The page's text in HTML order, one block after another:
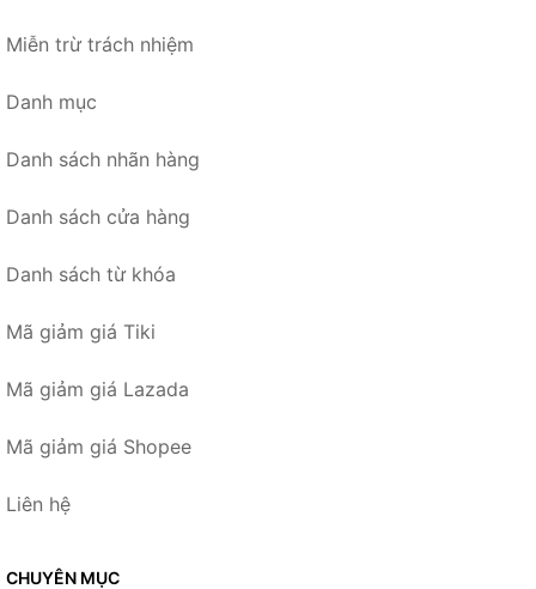
Miễn trừ trách nhiệm
Danh mục
Danh sách nhãn hàng
Danh sách cửa hàng
Danh sách từ khóa
Mã giảm giá Tiki
Mã giảm giá Lazada
Mã giảm giá Shopee
Liên hệ
CHUYÊN MỤC